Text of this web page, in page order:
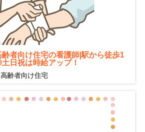
者向け住宅の看護師|駅から徒歩1
日祝は時給アップ！
齢者向け住宅